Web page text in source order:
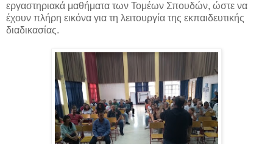
εργαστηριακά μαθήματα των Τομέων Σπουδών, ώστε να
έχουν πλήρη εικόνα για τη λειτουργία της εκπαιδευτικής
διαδικασίας.